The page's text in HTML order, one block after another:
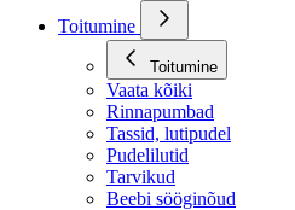
Toitumine
Toitumine
Vaata kõiki
Rinnapumbad
Tassid, lutipudel
Pudelilutid
Tarvikud
Beebi sööginõud